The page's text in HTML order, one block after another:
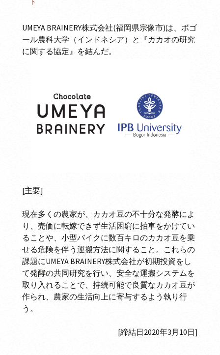
UMEYA BRAINERY株式会社(福岡県宗像市)は、ボゴ
ール農科大学（インドネシア）と『カカオの研究
に関する協定』を結んだ。
[主要]
現在多くの農家が、カカオ豆の不十分な発酵によ
り、売価に転嫁できず生活困窮に拍車をかけてい
ることや、小型バイクに数百キロのカカオ豆を乗
せる危険を伴う運搬方法に関すること。これらの
課題にUMEYA BRAINERY株式会社が初期投資をし
て発酵の共同研究を行い、安全な運搬システムを
取り入れることで、持続可能で良質なカカオ豆が
作られ、農家の生活向上に寄与するよう執り行
う。
[締結日2020年3月10日]